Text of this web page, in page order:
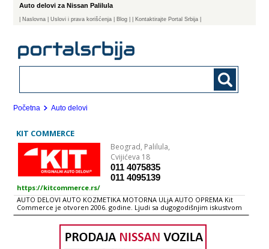
Auto delovi za Nissan Palilula
Naslovna | Uslovi i prava korišćenja Blog | Kontaktirajte Portal Srbija |
Početna Auto delovi
KIT COMMERCE
Beograd, Palilula,
Cvijićeva 18
011 4075835
011 4095139
https://kitcommerce.rs/
AUTO DELOVI AUTO KOZMETIKA MOTORNA ULjA AUTO OPREMA Kit
Commerce je otvoren 2006. godine. Ljudi sa dugogodišnjim iskustvom
u prodaji auto delova, auto opreme i auto kozmetike su se potrudili da
vam omoguće sve za vaš automobil na jednom mestu. Naš tim čine
mladi, energični i uspešni ljudi koji ciljaju ka tome da KIT Commerce
postane lider na našem tržištu za uvoz, distribuciju i prodaju auto